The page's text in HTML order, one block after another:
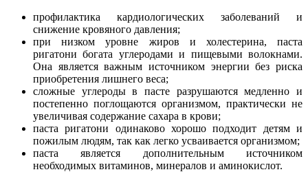
профилактика кардиологических заболеваний и
снижение кровяного давления;
при низком уровне жиров и холестерина, паста
ригатони богата углеродами и пищевыми волокнами.
Она является важным источником энергии без риска
приобретения лишнего веса;
сложные углероды в пасте разрушаются медленно и
постепенно поглощаются организмом, практически не
увеличивая содержание сахара в крови;
паста ригатони одинаково хорошо подходит детям и
пожилым людям, так как легко усваивается организмом;
паста является дополнительным источником
необходимых витаминов, минералов и аминокислот.